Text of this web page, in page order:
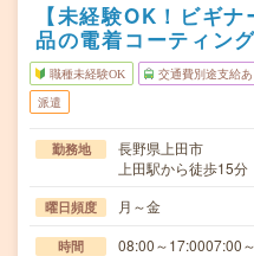
【未経験OK！ビギ
品の電着コーティン
職種未経験OK 交通費別途支給あ
派遣
勤務地
長野県上田市
上田駅から徒歩15分
曜日頻度 月～金
時間 08:00～17:0007:00